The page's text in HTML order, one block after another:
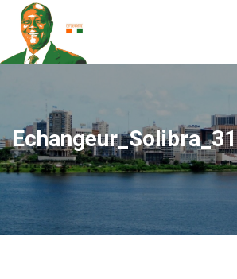
Echangeur_Solibra_31